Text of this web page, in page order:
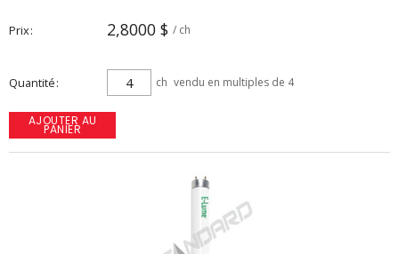
Prix 2,8000 $ / ch
Quantité ch vendu en multiples de 4
AJOUTER AU
PANIER